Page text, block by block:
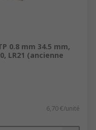
0.8 mm 34.5 mm,
LR21 (ancienne
6,70 €/unité